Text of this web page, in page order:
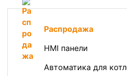
Распродажа
HMI панели
Автоматика для